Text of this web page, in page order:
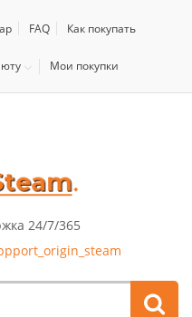
FAQ Как покупать
Мои покупки
24/7/365